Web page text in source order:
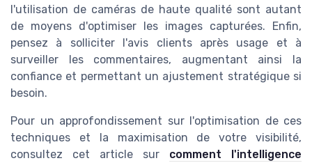
l'utilisation de caméras de haute qualité sont autant
de moyens d'optimiser les images capturées. Enfin,
pensez à solliciter l'avis clients après usage et à
surveiller les commentaires, augmentant ainsi la
confiance et permettant un ajustement stratégique si
besoin.
Pour un approfondissement sur l'optimisation de ces
techniques et la maximisation de votre visibilité,
consultez cet article sur comment l'intelligence